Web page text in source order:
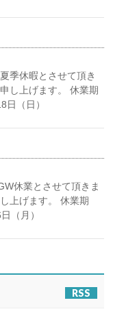
季休暇とさせて頂き
し上げます。 休業期
（日）
休業とさせて頂きま
上げます。 休業期
（月）
RSS